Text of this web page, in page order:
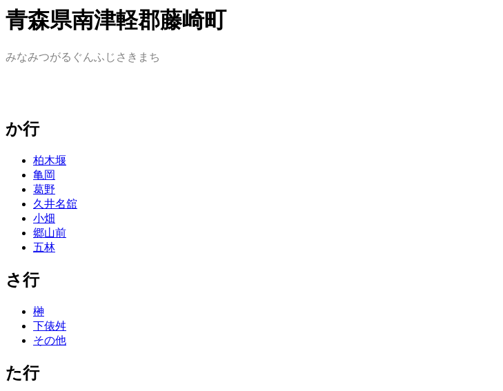
青森県南津軽郡藤崎町
みなみつがるぐんふじさきまち
か行
柏木堰
亀岡
葛野
久井名舘
小畑
郷山前
五林
さ行
榊
下俵舛
その他
た行